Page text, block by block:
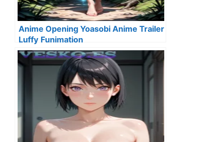
Anime Opening Yoasobi Anime Trailer
Luffy Funimation